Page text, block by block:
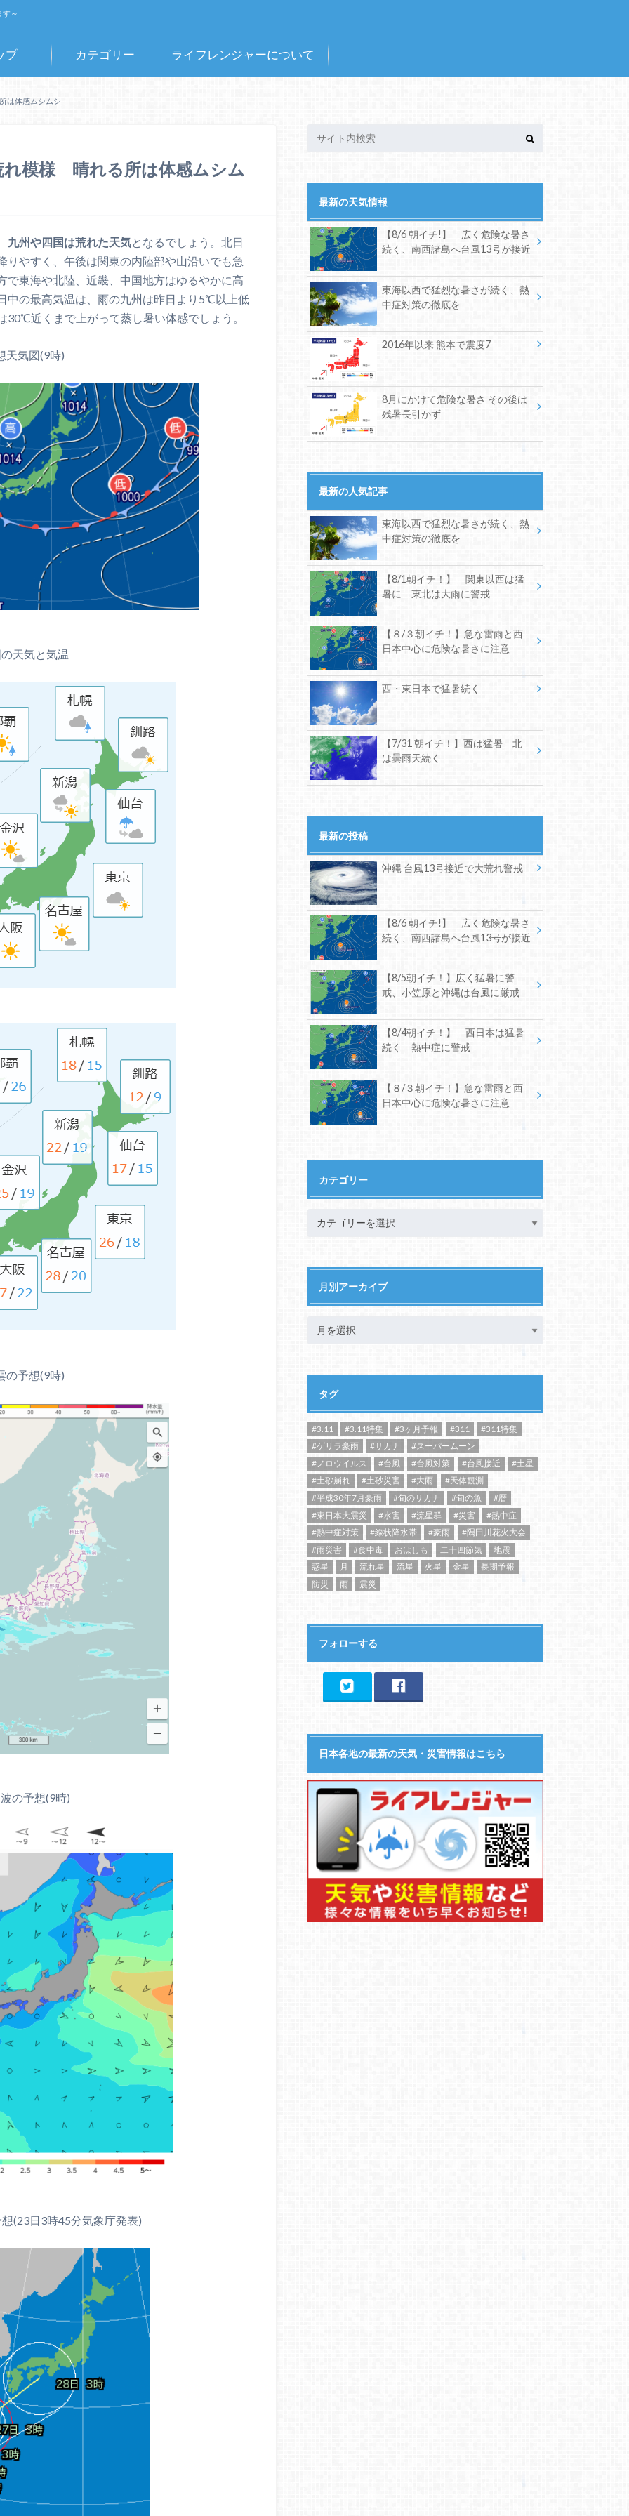
～
プ カテゴリー ライフレンジャーについて
は体感ムシムシ
れ模様 晴れる所は体感ムシム
九州や四国は荒れた天気となるでしょう。北日
やすく、午後は関東の内陸部や山沿いでも急
で東海や北陸、近畿、中国地方はゆるやかに高
中の最高気温は、雨の九州は昨日より5℃以上低
近くまで上がって蒸し暑い体感でしょう。
天気図(9時)
天気と気温
の予想(9時)
の予想(9時)
(23日3時45分気象庁発表)
最新の天気情報
【8/6 朝イチ!】 広く危険な暑さ
続く、南西諸島へ台風13号が接近
東海以西で猛烈な暑さが続く、熱
中症対策の徹底を
2016年以来 熊本で震度7
8月にかけて危険な暑さ その後は
残暑長引かず
最新の人気記事
東海以西で猛烈な暑さが続く、熱
中症対策の徹底を
【8/1朝イチ！】 関東以西は猛
暑に 東北は大雨に警戒
【８/３朝イチ！】急な雷雨と西
日本中心に危険な暑さに注意
西・東日本で猛暑続く
【7/31 朝イチ！】西は猛暑 北
は曇雨天続く
最新の投稿
沖縄 台風13号接近で大荒れ警戒
【8/6 朝イチ!】 広く危険な暑さ
続く、南西諸島へ台風13号が接近
【8/5朝イチ！】広く猛暑に警
戒、小笠原と沖縄は台風に厳戒
【8/4朝イチ！】 西日本は猛暑
続く 熱中症に警戒
【８/３朝イチ！】急な雷雨と西
日本中心に危険な暑さに注意
カテゴリー
月別アーカイブ
タグ
#3.11 #3.11特集 #3ヶ月予報 #311
#311特集
#ゲリラ豪雨
#サカナ
#スーパームーン
#ノロウイルス
#台風 #台風対策 #台風接近
#土星
#土砂崩れ
#土砂災害 #大雨
#天体観測
#平成30年7月豪雨
#旬のサカナ #旬の魚
#暦
#東日本大震災
#水害 #流星群 #災害
#熱中症
#熱中症対策
#線状降水帯 #豪雨
#隅田川花火大会
#雨災害
#食中毒 おはしも 二十四節気
地震
惑星
月 流れ星 流星 火星 金星
長期予報
防災
雨 震災
フォローする
日本各地の最新の天気・災害情報はこちら